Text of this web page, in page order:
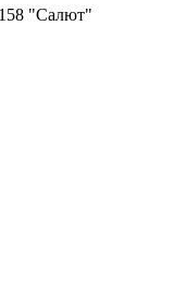
"Салют"